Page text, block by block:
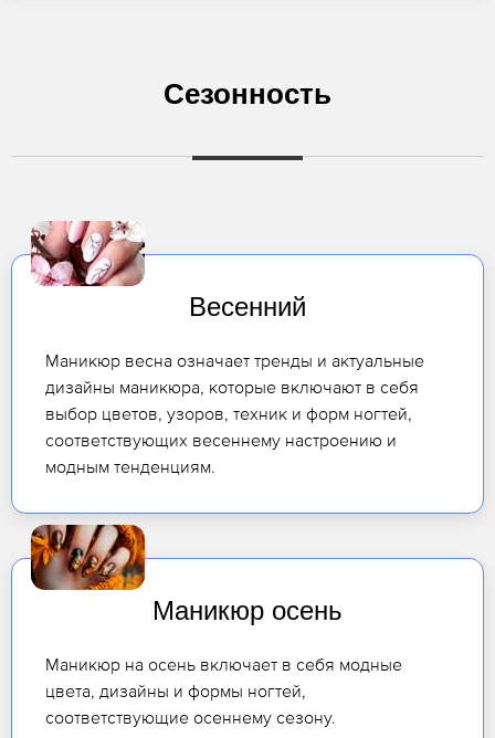
Сезонность
Весенний
Маникюр весна означает тренды и актуальные
дизайны маникюра, которые включают в себя
выбор цветов, узоров, техник и форм ногтей,
соответствующих весеннему настроению и
модным тенденциям.
Маникюр осень
Маникюр на осень включает в себя модные
цвета, дизайны и формы ногтей,
соответствующие осеннему сезону.